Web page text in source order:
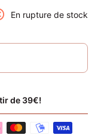
En rupture de stock
de 39€!